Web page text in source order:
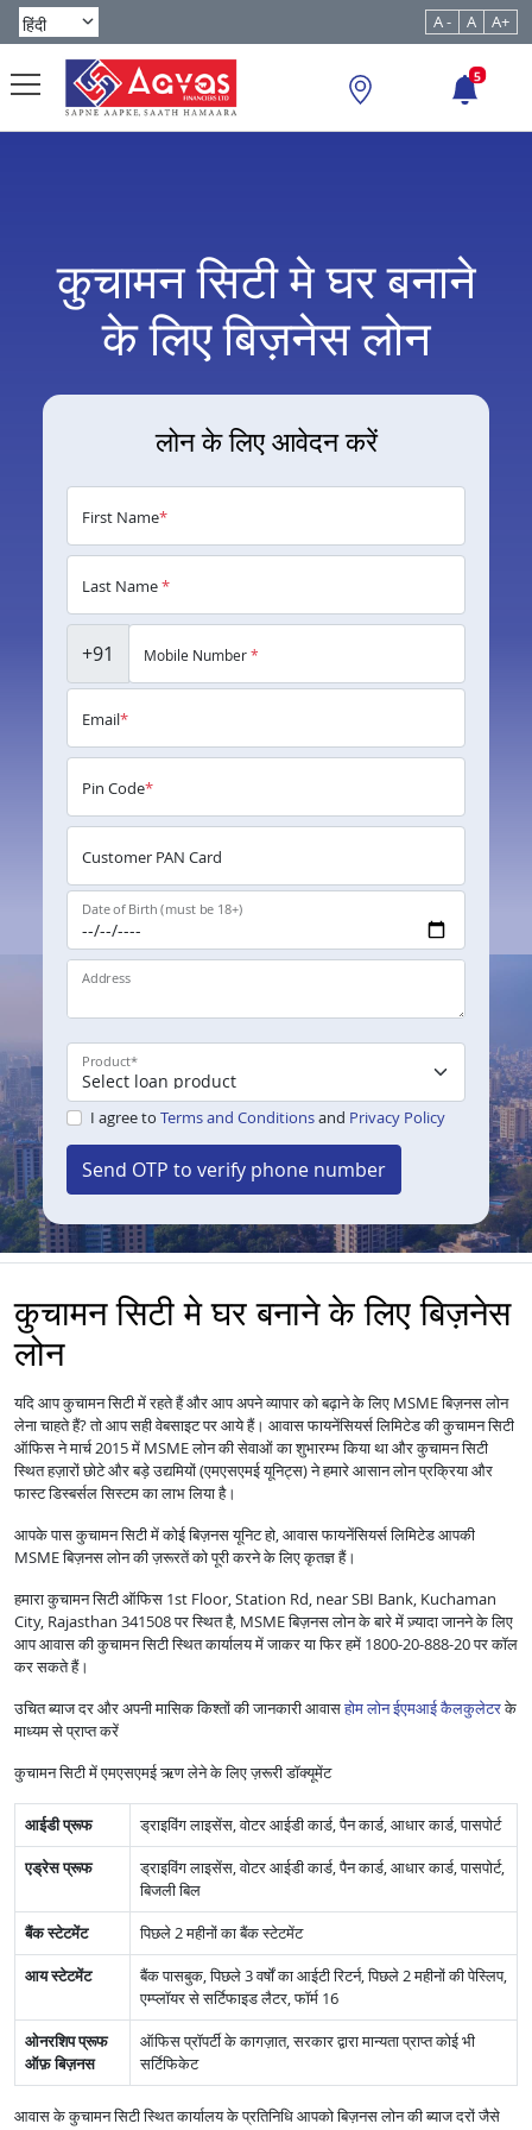
A - A A+
5
कुचामन सिटी मे घर बनाने
के लिए बिज़नेस लोन
लोन के लिए आवेदन करें
First Name*
Last Name*
+91 Mobile Number*
Email*
Pin Code*
Customer PAN Card
Date of Birth (must be 18+)
Address
Product*
I agree to Terms and Conditionsand Privacy Policy
Send OTP to verify phone number
कुचामन सिटी मे घर बनाने के लिए बिज़नेस
लोन
यदि आप कुचामन सिटी में रहते हैं और आप अपने व्यापार को बढ़ाने के लिए MSME बिज़नस लोन
लेना चाहते हैं? तो आप सही वेबसाइट पर आये हैं। आवास फायनेंसियर्स लिमिटेड की कुचामन सिटी
ऑफिस ने मार्च 2015 में MSME लोन की सेवाओं का शुभारम्भ किया था और कुचामन सिटी
स्थित हज़ारों छोटे और बड़े उद्यमियों (एमएसएमई यूनिट्स) ने हमारे आसान लोन प्रक्रिया और
फास्ट डिस्बर्सल सिस्टम का लाभ लिया है।
आपके पास कुचामन सिटी में कोई बिज़नस यूनिट हो, आवास फायनेंसियर्स लिमिटेड आपकी
MSME बिज़नस लोन की ज़रूरतें को पूरी करने के लिए कृतज्ञ हैं।
हमारा कुचामन सिटी ऑफिस 1st Floor, Station Rd, near SBI Bank, Kuchaman
City, Rajasthan 341508 पर स्थित है, MSME बिज़नस लोन के बारे में ज़्यादा जानने के लिए
आप आवास की कुचामन सिटी स्थित कार्यालय में जाकर या फिर हमें 1800-20-888-20 पर कॉल
कर सकते हैं।
उचित ब्याज दर और अपनी मासिक किश्तों की जानकारी आवासहोम लोन ईएमआई कैलकुलेटरके
माध्यम से प्राप्त करें
कुचामन सिटी में एमएसएमई ऋण लेने के लिए ज़रूरी डॉक्यूमेंट
आईडी प्रूफ
ड्राइविंग लाइसेंस, वोटर आईडी कार्ड, पैन कार्ड, आधार कार्ड, पासपोर्ट
एड्रेस प्रूफ
ड्राइविंग लाइसेंस, वोटर आईडी कार्ड, पैन कार्ड, आधार कार्ड, पासपोर्ट,
बिजली बिल
बैंक स्टेटमेंट
पिछले 2 महीनों का बैंक स्टेटमेंट
आय स्टेटमेंट
बैंक पासबुक, पिछले 3 वर्षों का आईटी रिटर्न, पिछले 2 महीनों की पेस्लिप,
एम्प्लॉयर से सर्टिफाइड लैटर, फॉर्म 16
ओनरशिप प्रूफ
ऑफ़ बिज़नस
ऑफिस प्रॉपर्टी के कागज़ात, सरकार द्वारा मान्यता प्राप्त कोई भी
सर्टिफिकेट
आवास के कुचामन सिटी स्थित कार्यालय के प्रतिनिधि आपको बिज़नस लोन की ब्याज दरों जैसे